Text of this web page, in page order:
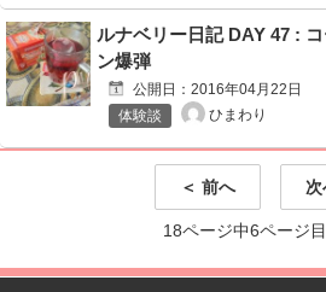
ルナベリー日記 DAY 47 :
ン爆弾
公開日： 2016年04月22日
体験談
ひまわり
＜ 前へ 次
18ページ中6ページ